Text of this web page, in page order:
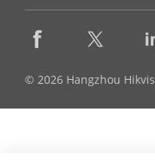
© 2026 Hangzhou